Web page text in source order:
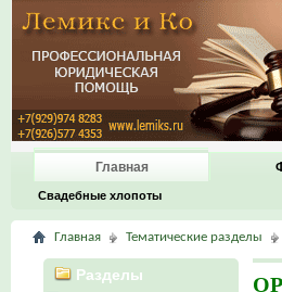
Главная
Свадебные хлопоты
Главная Тематические разделы
Разделы